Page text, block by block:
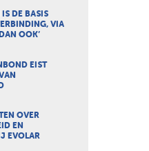
IS DE BASIS
VIA
OOK’
EIST
OVER
EN
EVOLAR